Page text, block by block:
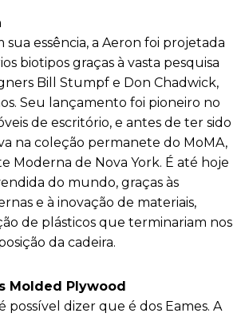
sua essência, a Aeron foi projetada
biotipos graças à vasta pesquisa
Bill Stumpf e Don Chadwick,
Seu lançamento foi pioneiro no
de escritório, e antes de ter sido
na coleção permanete do MoMA,
Moderna de Nova York. É até hoje
do mundo, graças às
e à inovação de materiais,
de plásticos que terminariam nos
da cadeira.
Molded Plywood
possível dizer que é dos Eames. A